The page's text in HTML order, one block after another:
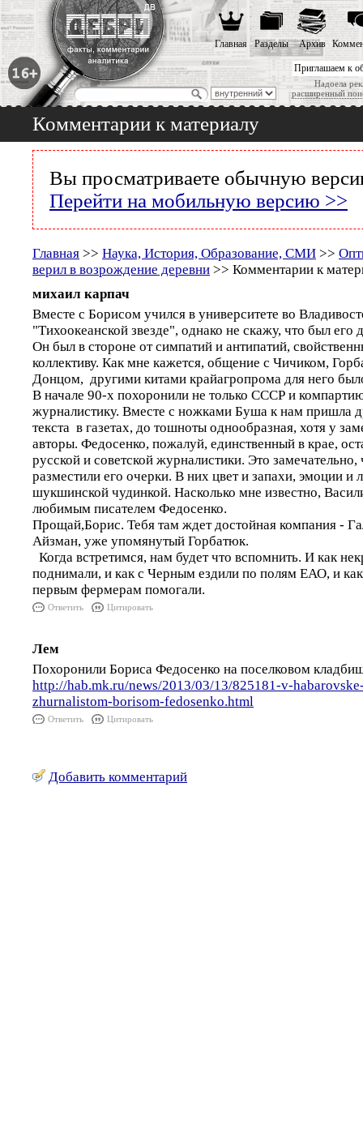
Приглашаем к
Надоела
расширенный
Главная Разделы Архив
Комментарии к материалу
Вы просматриваете обычную
Перейти на мобильную версию >>
Главная >> Наука, История, Образование, СМИ >>
верил в возрождение деревни >> Комментарии к
михаил карпач
Вместе с Борисом учился в университете во
"Тихоокеанской звезде", однако не скажу, что был его
Он был в стороне от симпатий и антипатий,
коллективу. Как мне кажется, общение с Чичиком,
Донцом, другими китами крайагропрома для него
В начале 90-х похоронили не только СССР и
журналистику. Вместе с ножками Буша к нам пришла
текста в газетах, до тошноты однообразная, хотя у
авторы. Федосенко, пожалуй, единственный в крае,
русской и советской журналистики. Это
разместили его очерки. В них цвет и запахи, эмоции и
шукшинской чудинкой. Насколько мне известно,
любимым писателем Федосенко.
Прощай,Борис. Тебя там ждет достойная компания -
Айзман, уже упомянутый Горбатюк.
Когда встретимся, нам будет что вспомнить. И как
поднимали, и как с Черным ездили по полям ЕАО, и
первым фермерам помогали.
Ответить Цитировать
Лем
Похоронили Бориса Федосенко на поселковом
http://hab.mk.ru/news/2013/03/13/825181-v-
zhurnalistom-borisom-fedosenko.html
Ответить Цитировать
Добавить комментарий